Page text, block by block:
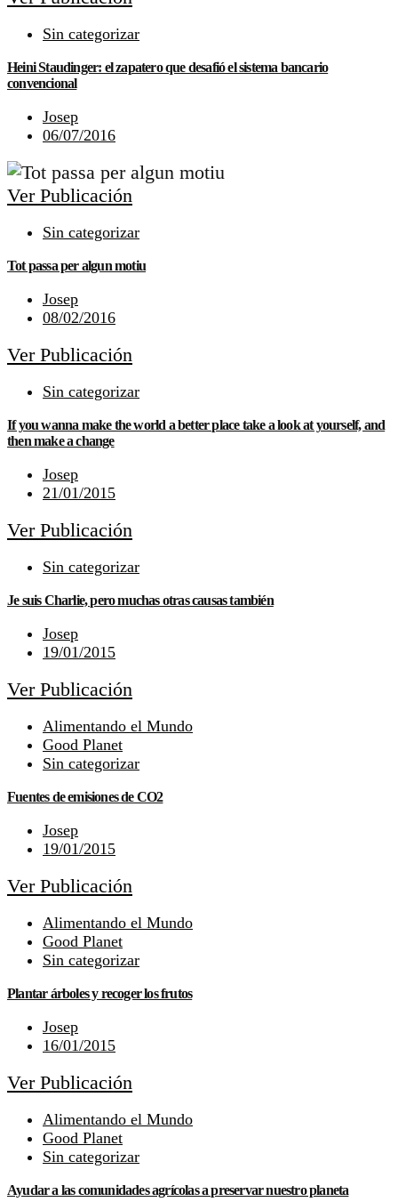
Sin categorizar
Heini Staudinger: el zapatero que desafió el sistema bancario
convencional
Josep
06/07/2016
Ver Publicación
Sin categorizar
Tot passa per algun motiu
Josep
08/02/2016
Ver Publicación
Sin categorizar
If you wanna make the world a better place take a look at yourself, and
then make a change
Josep
21/01/2015
Ver Publicación
Sin categorizar
Je suis Charlie, pero muchas otras causas también
Josep
19/01/2015
Ver Publicación
Alimentando el Mundo
Good Planet
Sin categorizar
Fuentes de emisiones de CO2
Josep
19/01/2015
Ver Publicación
Alimentando el Mundo
Good Planet
Sin categorizar
Plantar árboles y recoger los frutos
Josep
16/01/2015
Ver Publicación
Alimentando el Mundo
Good Planet
Sin categorizar
Ayudar a las comunidades agrícolas a preservar nuestro planeta